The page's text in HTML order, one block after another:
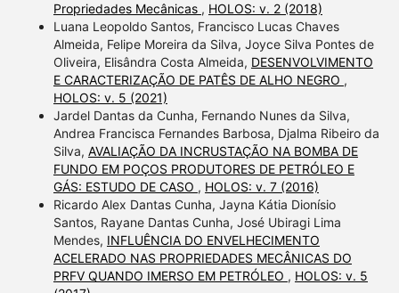
Propriedades Mecânicas , HOLOS: v. 2 (2018)
Luana Leopoldo Santos, Francisco Lucas Chaves
Almeida, Felipe Moreira da Silva, Joyce Silva Pontes de
Oliveira, Elisândra Costa Almeida, DESENVOLVIMENTO
E CARACTERIZAÇÃO DE PATÊS DE ALHO NEGRO ,
HOLOS: v. 5 (2021)
Jardel Dantas da Cunha, Fernando Nunes da Silva,
Andrea Francisca Fernandes Barbosa, Djalma Ribeiro da
Silva, AVALIAÇÃO DA INCRUSTAÇÃO NA BOMBA DE
FUNDO EM POÇOS PRODUTORES DE PETRÓLEO E
GÁS: ESTUDO DE CASO , HOLOS: v. 7 (2016)
Ricardo Alex Dantas Cunha, Jayna Kátia Dionísio
Santos, Rayane Dantas Cunha, José Ubiragi Lima
Mendes, INFLUÊNCIA DO ENVELHECIMENTO
ACELERADO NAS PROPRIEDADES MECÂNICAS DO
PRFV QUANDO IMERSO EM PETRÓLEO , HOLOS: v. 5